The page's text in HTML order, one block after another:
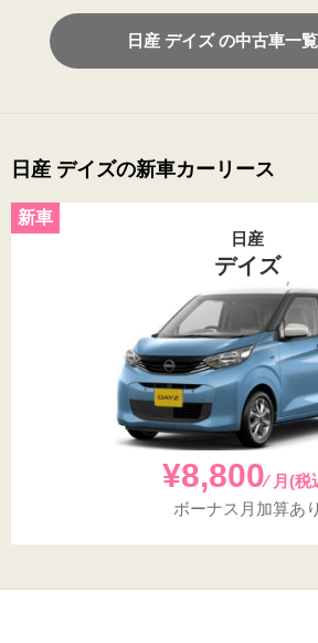
日産 デイズ の中古車一
日産 デイズの新車カーリース
日産
デイズ
¥8,800⁄ 月(税
ボーナス月加算あり